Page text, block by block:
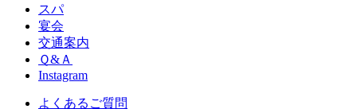
スパ
宴会
交通案内
Ｑ&Ａ
Instagram
よくあるご質問